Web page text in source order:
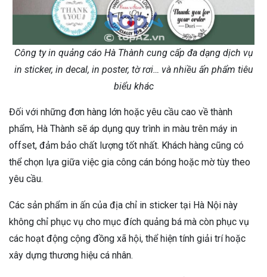
Công ty in quảng cáo Hà Thành cung cấp đa dạng dịch vụ
in sticker, in decal, in poster, tờ rơi… và nhiều ấn phẩm tiêu
biểu khác
Đối với những đơn hàng lớn hoặc yêu cầu cao về thành
phẩm, Hà Thành sẽ áp dụng quy trình in màu trên máy in
offset, đảm bảo chất lượng tốt nhất. Khách hàng cũng có
thể chọn lựa giữa việc gia công cán bóng hoặc mờ tùy theo
yêu cầu.
Các sản phẩm in ấn của địa chỉ in sticker tại Hà Nội này
không chỉ phục vụ cho mục đích quảng bá mà còn phục vụ
các hoạt động cộng đồng xã hội, thể hiện tính giải trí hoặc
xây dựng thương hiệu cá nhân.